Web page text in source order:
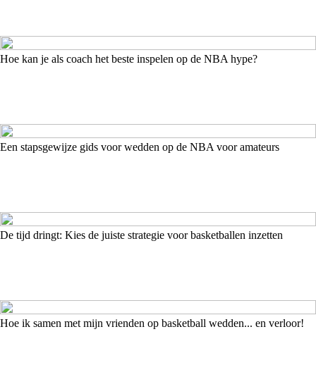
Hoe kan je als coach het beste inspelen op de NBA hype?
Een stapsgewijze gids voor wedden op de NBA voor amateurs
De tijd dringt: Kies de juiste strategie voor basketballen inzetten
Hoe ik samen met mijn vrienden op basketball wedden... en verloor!